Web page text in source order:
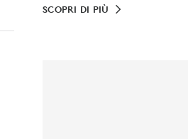
SCOPRI DI PIÙ